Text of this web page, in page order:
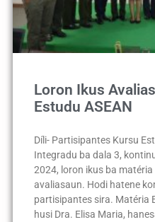
Loron Ikus
Estudu ASEAN
Díli- Partisipantes Kursu
Integradu ba dala 3,
2024, loron ikus ba matéria
avaliasaun. Hodi hatene
partisipantes sira. Matéria
husi Dra. Elisa Maria,